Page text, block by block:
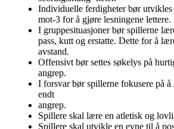
Individuelle ferdigheter bør
mot-3 for å gjøre lesningene lettere.
I gruppesituasjoner bør spillerne
pass, kutt og erstatte. Dette for å
avstand.
Offensivt bør settes søkelys på
angrep.
I forsvar bør spillerne fokusere på
endt
angrep.
Spillere skal lære en atletisk og
Spillere skal utvikle en evne til å